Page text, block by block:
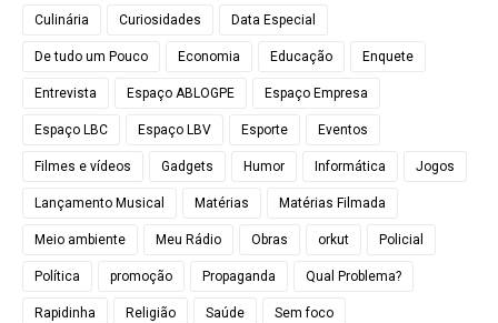
Culinária Curiosidades Data Especial
De tudo um Pouco Economia Educação Enquete
Entrevista Espaço ABLOGPE Espaço Empresa
Espaço LBC Espaço LBV Esporte Eventos
Filmes e vídeos Gadgets Humor Informática Jogos
Lançamento Musical Matérias Matérias Filmada
Meio ambiente Meu Rádio Obras orkut Policial
Política promoção Propaganda Qual Problema?
Rapidinha Religião Saúde Sem foco